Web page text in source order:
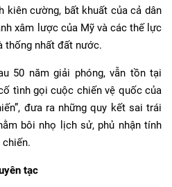
kiên cường, bất khuất của cả dân
xâm lược của Mỹ và các thế lực
thống nhất đất nước.
50 năm giải phóng, vẫn tồn tại
tình gọi cuộc chiến vệ quốc của
đưa ra những quy kết sai trái
bôi nhọ lịch sử, phủ nhận tính
tạc